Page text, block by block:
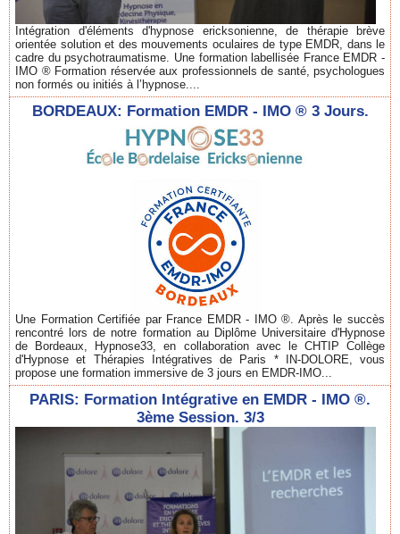
Intégration d'éléments d'hypnose ericksonienne, de thérapie brève
orientée solution et des mouvements oculaires de type EMDR, dans le
cadre du psychotraumatisme. Une formation labellisée France EMDR -
IMO ® Formation réservée aux professionnels de santé, psychologues
non formés ou initiés à l’hypnose....
BORDEAUX: Formation EMDR - IMO ® 3 Jours.
Une Formation Certifiée par France EMDR - IMO ®. Après le succès
rencontré lors de notre formation au Diplôme Universitaire d'Hypnose
de Bordeaux, Hypnose33, en collaboration avec le CHTIP Collège
d'Hypnose et Thérapies Intégratives de Paris * IN-DOLORE, vous
propose une formation immersive de 3 jours en EMDR-IMO...
PARIS: Formation Intégrative en EMDR - IMO ®.
3ème Session. 3/3